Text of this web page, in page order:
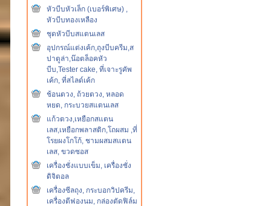
หัวบีบหัวเล็ก (เบอร์พิเศษ) ,
หัวบีบทองเหลือง
ชุดหัวบีบสแตนเลส
อุปกรณ์แต่งเค้ก,ถุงบีบครีม,ส
ปาตูล่า,น๊อตล็อคหัว
บีบ,Tester cake, ที่เจาะรูคัพ
เค้ก, ที่สไลด์เค้ก
ช้อนตวง, ถ้วยตวง, หลอด
หยด, กระบวยสแตนเลส
แก้วตวง,เหยือกสแตน
เลส,เหยือกพลาสติก,โถผสม ,ที่
โรยผงโกโก้, ชามผสมสแตน
เลส, ขวดซอส
เครื่องชั่งแบบเข็ม, เครื่องชั่ง
ดิจิตอล
เครื่องซีลถุง, กระบอกวิปครีม,
เครื่องตีฟองนม, กล่องตัดฟิล์ม